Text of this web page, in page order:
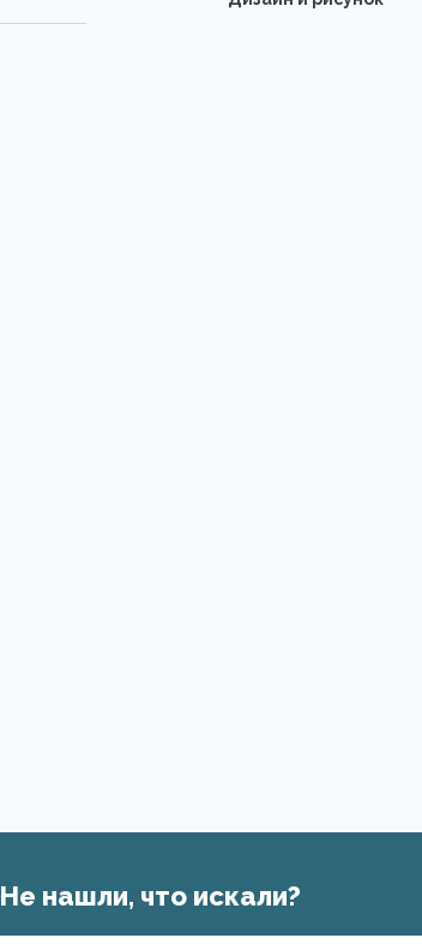
Не нашли, что искали?